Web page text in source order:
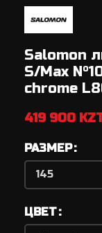
Salomon
S/Max
chrome
419 900
РАЗМЕР
ЦВЕТ